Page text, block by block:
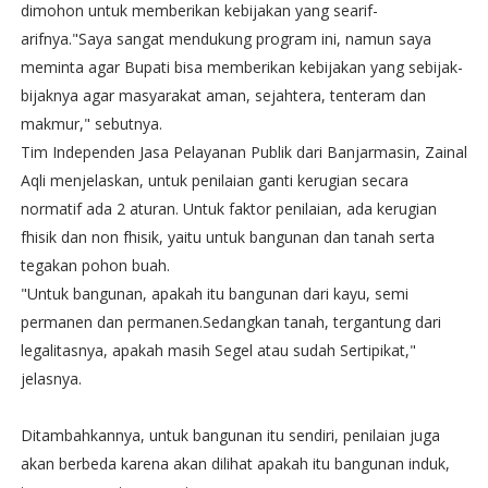
dimohon untuk memberikan kebijakan yang searif-
arifnya."Saya sangat mendukung program ini, namun saya
meminta agar Bupati bisa memberikan kebijakan yang sebijak-
bijaknya agar masyarakat aman, sejahtera, tenteram dan
makmur," sebutnya.
Tim Independen Jasa Pelayanan Publik dari Banjarmasin, Zainal
Aqli menjelaskan, untuk penilaian ganti kerugian secara
normatif ada 2 aturan. Untuk faktor penilaian, ada kerugian
fhisik dan non fhisik, yaitu untuk bangunan dan tanah serta
tegakan pohon buah.
"Untuk bangunan, apakah itu bangunan dari kayu, semi
permanen dan permanen.Sedangkan tanah, tergantung dari
legalitasnya, apakah masih Segel atau sudah Sertipikat,"
jelasnya.
Ditambahkannya, untuk bangunan itu sendiri, penilaian juga
akan berbeda karena akan dilihat apakah itu bangunan induk,